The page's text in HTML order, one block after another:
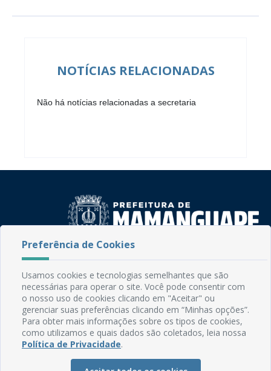
NOTÍCIAS RELACIONADAS
Não há notícias relacionadas a secretaria
Rua do Imperador, 78, Centro
CEP: 58.280-000 - Mamanguape/PB
Fone: (83) 3292-2246
Email: comunicacao@mamanguape.pb.gov.br
Expediente: Segunda à Sexta, das 08h às 13h
Mapa do Site
Preferência de Cookies
Usamos cookies e tecnologias semelhantes que são
necessárias para operar o site. Você pode consentir com
o nosso uso de cookies clicando em "Aceitar" ou
gerenciar suas preferências clicando em “Minhas opções”.
Para obter mais informações sobre os tipos de cookies,
como utilizamos e quais dados são coletados, leia nossa
Política de Privacidade.